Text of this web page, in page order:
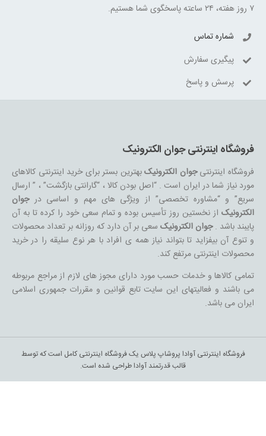
۷ روز هفته، ۲۴ ساعته پاسخگوی شما هستیم.
شماره تماس
پیگیری سفارش
پرسش و پاسخ
فروشگاه اینترنتی جوان الکترونیک
فروشگاه اینترنتیجوان الکترونیکبهترین بستر برای خرید اینترنتی کالاهای
مورد نیاز شما در ایران است . “اصل بودن کالا ، “گارانتی بازگشت” ، ” ارسال
سریع” و “مشاوره تخصصی” از ویژگی های مهم و اساسی درجوان
الکترونیکاز نخستین روز تأسیس بوده و تمام سعی خود را کرده تا به آن
پایبند باشد .جوان الکترونیکسعی بر آن دارد که روزانه بر تعداد محصولات
و تنوع آن بیفزاید تا بتواند نیاز همه ی افراد با هر نوع سلیقه را در خرید
محصولات اینترنتی مرتفع کند.
تمامی کالاها و خدمات حسب مورد دارای مجوز های لازم از مراجع مربوطه
می باشند و فعالیتهای این سایت تابع قوانین و مقررات جمهوری اسلامی
ایران می باشد.
فروشگاه اینترنتی آوادا پروشاپ پلاس یک فروشگاه اینترنتی کامل است که توسط
قالب قدرتمند آوادا طراحی شده است.